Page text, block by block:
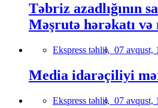
Təbriz azadlığının
Məşrutə hərəkatı
Ekspress təhlil, 07 avqust,
Media idarəçiliyi
Ekspress təhlil, 07 avqust,